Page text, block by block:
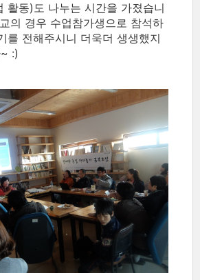
활동)도 나누는 시간을 가졌습니
의 경우 수업참가생으로 참석하
를 전해주시니 더욱더 생생했지
:)